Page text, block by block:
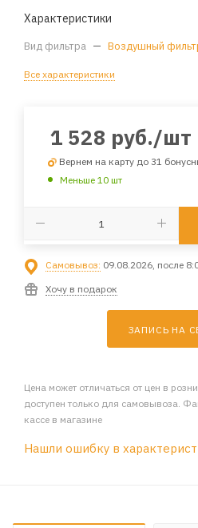
Характеристики
Вид фильтра — Воздушный
Все характеристики
1 528 руб./шт
Вернем на карту до 31
Меньше 10 шт
Самовывоз: 09.08.2026, после
Хочу в подарок
ЗАПИСЬ НА
Цена может отличаться от цен в
доступен только для самовывоза.
кассе в магазине
Нашли ошибку в